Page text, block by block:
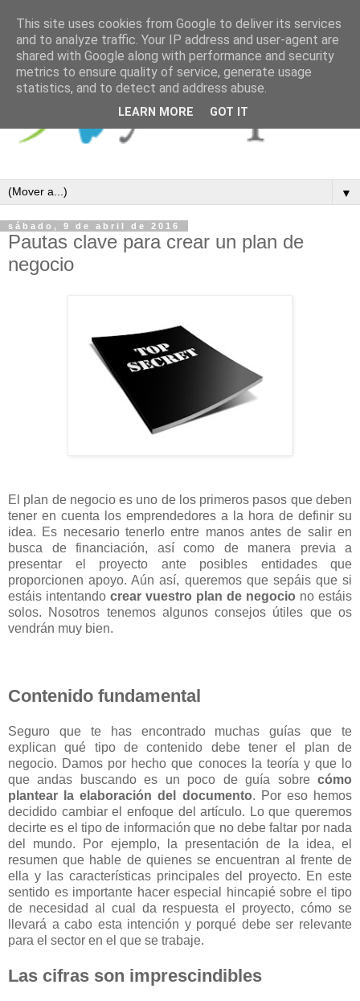
▼
sábado, 9 de abril de 2016
Pautas clave para crear un plan de
negocio
El plan de negocio es uno de los primeros pasos que deben
tener en cuenta los emprendedores a la hora de definir su
idea. Es necesario tenerlo entre manos antes de salir en
busca de financiación, así como de manera previa a
presentar el proyecto ante posibles entidades que
proporcionen apoyo. Aún así, queremos que sepáis que si
estáis intentando crear vuestro plan de negocio no estáis
solos. Nosotros tenemos algunos consejos útiles que os
vendrán muy bien.
Contenido fundamental
Seguro que te has encontrado muchas guías que te
explican qué tipo de contenido debe tener el plan de
negocio. Damos por hecho que conoces la teoría y que lo
que andas buscando es un poco de guía sobre cómo
plantear la elaboración del documento. Por eso hemos
decidido cambiar el enfoque del artículo. Lo que queremos
decirte es el tipo de información que no debe faltar por nada
del mundo. Por ejemplo, la presentación de la idea, el
resumen que hable de quienes se encuentran al frente de
ella y las características principales del proyecto. En este
sentido es importante hacer especial hincapié sobre el tipo
de necesidad al cual da respuesta el proyecto, cómo se
llevará a cabo esta intención y porqué debe ser relevante
para el sector en el que se trabaje.
Las cifras son imprescindibles
This site uses cookies from Google to deliver its services
and to analyze traffic. Your IP address and user-agent are
shared with Google along with performance and security
metrics to ensure quality of service, generate usage
statistics, and to detect and address abuse.
LEARN MORE GOT IT